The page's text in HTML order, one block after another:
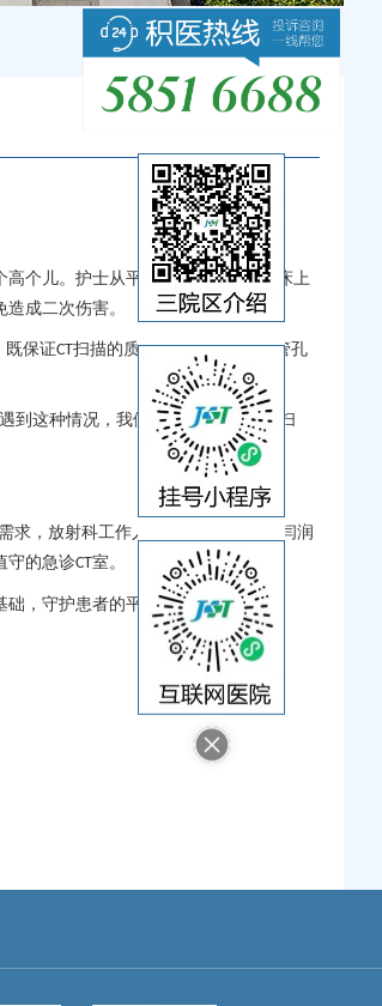
高个儿。护士从平车转移他到CT检查床上
成二次伤害。
既保证CT扫描的质量，又避免CT机球管孔
到这种情况，我们都是‘数着秒’完成扫
求， 放射科工作人员要“上门服务”。闫润
守的急诊CT室。
础，守护患者的平安与健康。